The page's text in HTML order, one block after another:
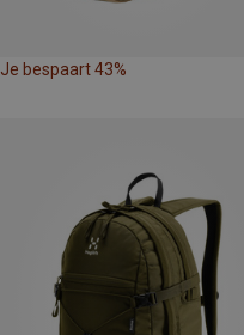
Je bespaart 43%